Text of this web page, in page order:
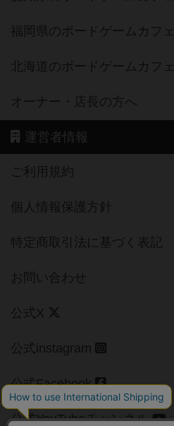
福岡県のボードゲームカフェ
北海道のボードゲームカフェ
オーナー・店長の方へ
運営者情報
ご利用規約
個人情報保護方針
特定商取引法に基づく表記
お問い合わせ
公式X
公式instagram
公式Facebook
公式YouTubeチャンネル